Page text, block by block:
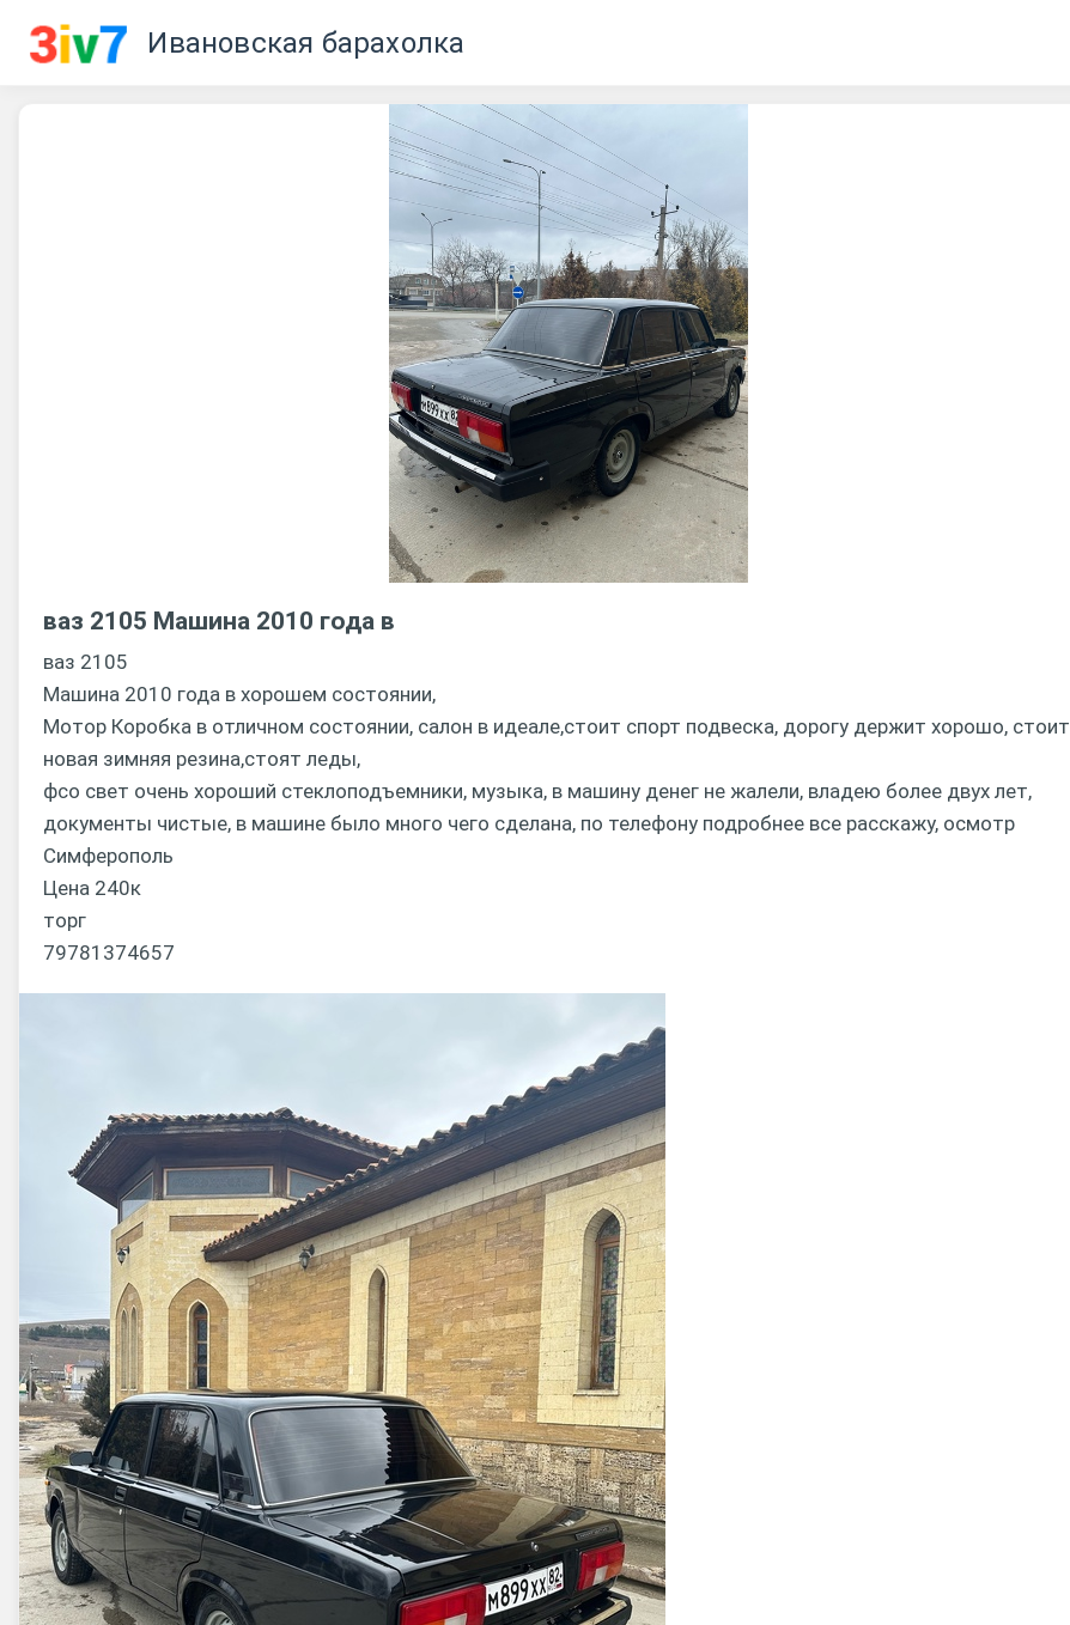
Ивановская барахолка
ваз 2105 Машина 2010 года в
ваз 2105
Машина 2010 года в хорошем состоянии,
Мотор Коробка в отличном состоянии, салон в идеале,стоит спорт подвеска, дорогу держит хорошо, стоит
новая зимняя резина,стоят леды,
фсо свет очень хороший стеклоподъемники, музыка, в машину денег не жалели, владею более двух лет,
документы чистые, в машине было много чего сделана, по телефону подробнее все расскажу, осмотр
Симферополь
Цена 240к
торг
79781374657